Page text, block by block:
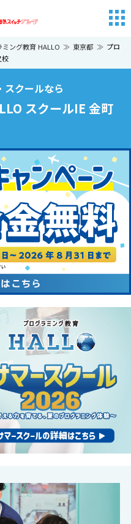
ング教育 HALLO 東京都
プロ
校
スクールなら
スクールIE 金町